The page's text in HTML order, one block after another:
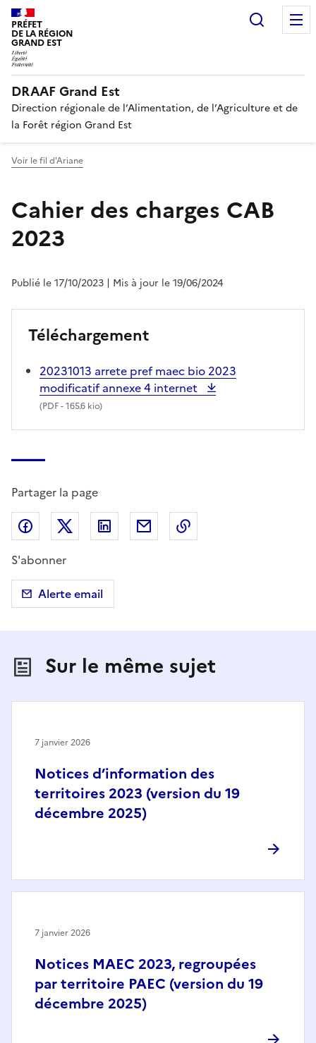
PRÉFET
DE LA RÉGION
GRAND EST
DRAAF Grand Est
Direction régionale de l’Alimentation, de l’Agriculture et de
la Forêt région Grand Est
Voir le fil d'Ariane
Cahier des charges CAB
2023
Publié le 17/10/2023 | Mis à jour le 19/06/2024
Téléchargement
20231013 arrete pref maec bio 2023
modificatif annexe 4 internet
(PDF- 165.6 kio)
Partager la page
Partager sur Facebook
Partager sur X (anciennement Twitter)
Partager sur LinkedIn
Partager par email
S'abonner
Alerte email
Sur le même sujet
Notices d’information des
territoires 2023 (version du 19
décembre 2025)
7 janvier 2026
Notices MAEC 2023, regroupées
par territoire PAEC (version du 19
décembre 2025)
7 janvier 2026